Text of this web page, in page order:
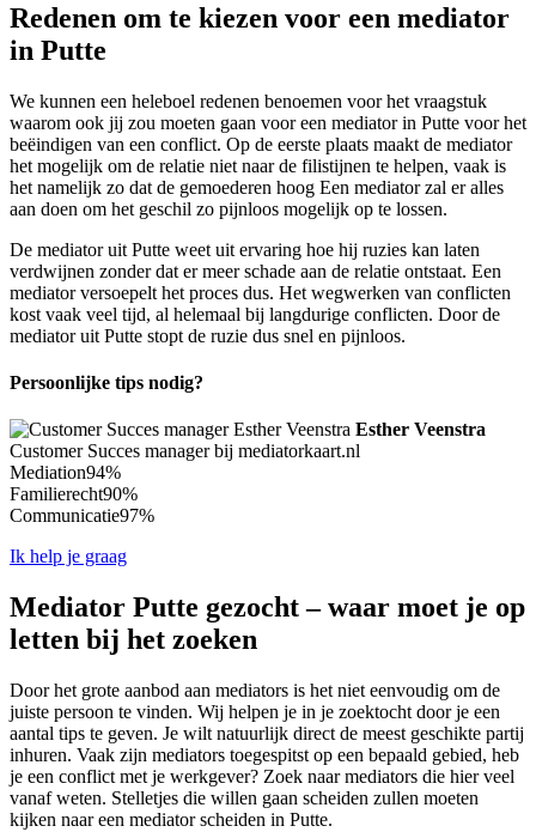
Redenen om te kiezen voor een mediator
in Putte
We kunnen een heleboel redenen benoemen voor het vraagstuk
waarom ook jij zou moeten gaan voor een mediator in Putte voor het
beëindigen van een conflict. Op de eerste plaats maakt de mediator
het mogelijk om de relatie niet naar de filistijnen te helpen, vaak is
het namelijk zo dat de gemoederen hoog Een mediator zal er alles
aan doen om het geschil zo pijnloos mogelijk op te lossen.
De mediator uit Putte weet uit ervaring hoe hij ruzies kan laten
verdwijnen zonder dat er meer schade aan de relatie ontstaat. Een
mediator versoepelt het proces dus. Het wegwerken van conflicten
kost vaak veel tijd, al helemaal bij langdurige conflicten. Door de
mediator uit Putte stopt de ruzie dus snel en pijnloos.
Persoonlijke tips nodig?
Esther Veenstra
Customer Succes manager bij mediatorkaart.nl
Mediation94%
Familierecht90%
Communicatie97%
Ik help je graag
Mediator Putte gezocht – waar moet je op
letten bij het zoeken
Door het grote aanbod aan mediators is het niet eenvoudig om de
juiste persoon te vinden. Wij helpen je in je zoektocht door je een
aantal tips te geven. Je wilt natuurlijk direct de meest geschikte partij
inhuren. Vaak zijn mediators toegespitst op een bepaald gebied, heb
je een conflict met je werkgever? Zoek naar mediators die hier veel
vanaf weten. Stelletjes die willen gaan scheiden zullen moeten
kijken naar een mediator scheiden in Putte.